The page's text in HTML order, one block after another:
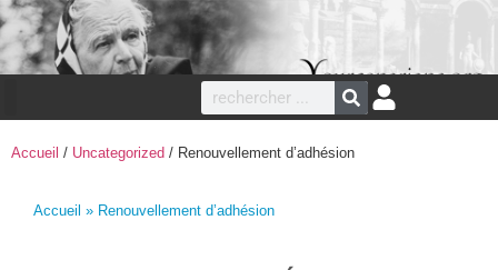
Accueil / Uncategorized / Renouvellement d’adhésion
Accueil » Renouvellement d’adhésion